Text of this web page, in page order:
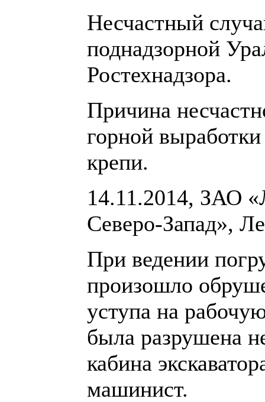
Несчастный
поднадзорной
Ростехнадзора.
Причина
горной
крепи.
14.11.2014, ЗАО
Северо-Запад»,
При ведении
произошло
уступа на
была разрушена
кабина
машинист.